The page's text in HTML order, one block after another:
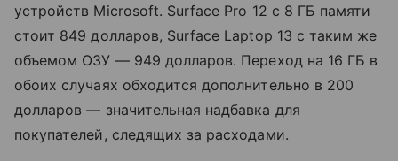
устройств Microsoft. Surface Pro 12 с 8 ГБ памяти
стоит 849 долларов, Surface Laptop 13 с таким же
объемом ОЗУ — 949 долларов. Переход на 16 ГБ в
обоих случаях обходится дополнительно в 200
долларов — значительная надбавка для
покупателей, следящих за расходами.